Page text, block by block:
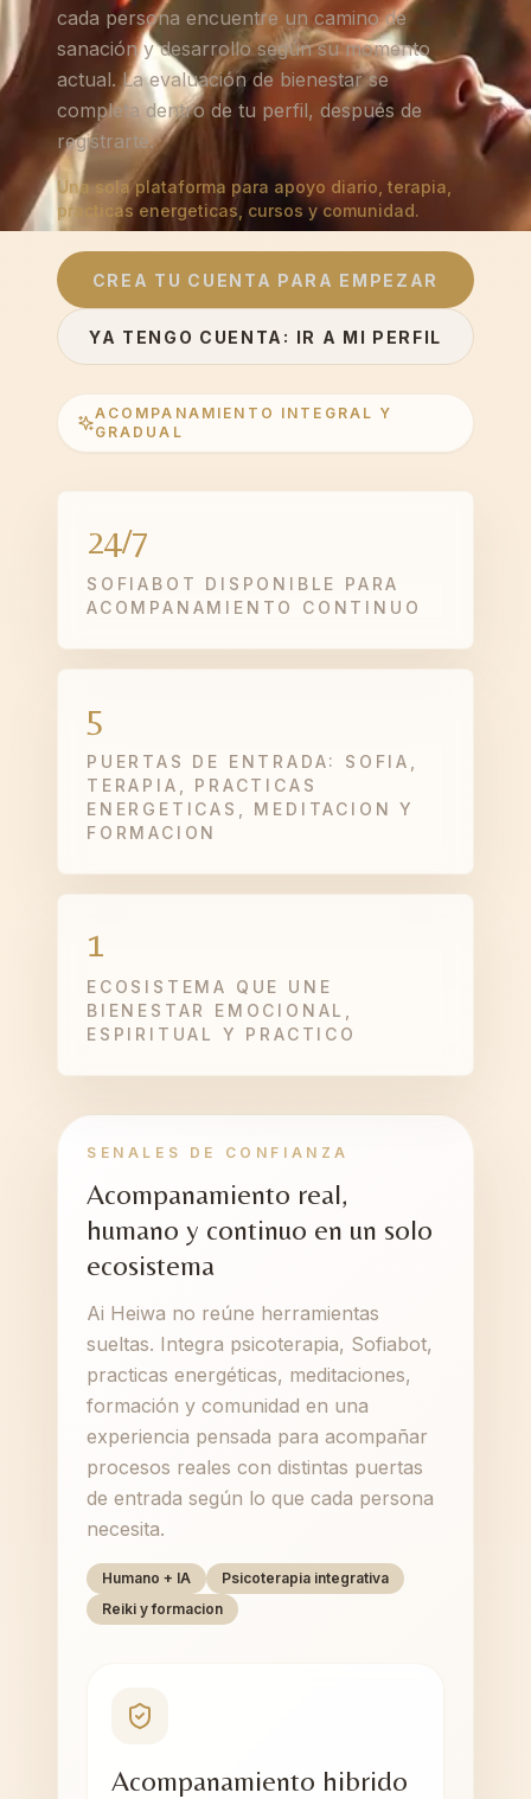
cada persona encuentre un camino de
sanación y desarrollo según su momento
actual. La evaluación de bienestar se
completa dentro de tu perfil, después de
registrarte.
Una sola plataforma para apoyo diario, terapia,
practicas energeticas, cursos y comunidad.
CREA TU CUENTA PARA EMPEZAR
YA TENGO CUENTA: IR A MI PERFIL
ACOMPANAMIENTO INTEGRAL Y
GRADUAL
24/7
SOFIABOT DISPONIBLE PARA
ACOMPANAMIENTO CONTINUO
5
PUERTAS DE ENTRADA: SOFIA,
TERAPIA, PRACTICAS
ENERGETICAS, MEDITACION Y
FORMACION
1
ECOSISTEMA QUE UNE
BIENESTAR EMOCIONAL,
ESPIRITUAL Y PRACTICO
SENALES DE CONFIANZA
Acompanamiento real,
humano y continuo en un solo
ecosistema
Ai Heiwa no reúne herramientas
sueltas. Integra psicoterapia, Sofiabot,
practicas energéticas, meditaciones,
formación y comunidad en una
experiencia pensada para acompañar
procesos reales con distintas puertas
de entrada según lo que cada persona
necesita.
Humano + IA
Psicoterapia integrativa
Reiki y formacion
Acompanamiento hibrido